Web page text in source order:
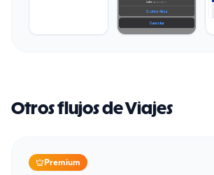
Otros flujos de Viajes
Premium